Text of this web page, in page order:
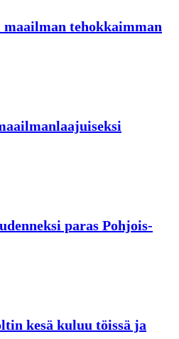
tehokkaimman
paras Pohjois-
kesä kuluu töissä ja